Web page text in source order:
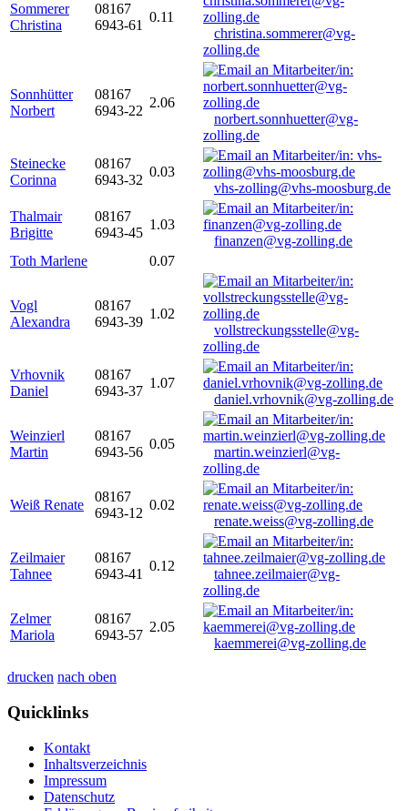
Sommerer
Christina
08167
6943-61
0.11
christina.sommerer@vg-
zolling.de
Sonnhütter
Norbert
08167
6943-22
2.06
norbert.sonnhuetter@vg-
zolling.de
Steinecke
Corinna
08167
6943-32
0.03
vhs-zolling@vhs-moosburg.de
Thalmair
Brigitte
08167
6943-45
1.03
finanzen@vg-zolling.de
Toth Marlene
0.07
Vogl
Alexandra
08167
6943-39
1.02
vollstreckungsstelle@vg-
zolling.de
Vrhovnik
Daniel
08167
6943-37
1.07
daniel.vrhovnik@vg-zolling.de
Weinzierl
Martin
08167
6943-56
0.05
martin.weinzierl@vg-
zolling.de
Weiß Renate
08167
6943-12
0.02
renate.weiss@vg-zolling.de
Zeilmaier
Tahnee
08167
6943-41
0.12
tahnee.zeilmaier@vg-
zolling.de
Zelmer
Mariola
08167
6943-57
2.05
kaemmerei@vg-zolling.de
drucken nach oben
Quicklinks
Kontakt
Inhaltsverzeichnis
Impressum
Datenschutz